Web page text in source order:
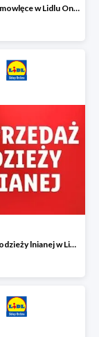
Ubranka niemowlęce w Lidlu Online do -80%
Wyprzedaż odzieży lnianej w Lidlu Online do -50%